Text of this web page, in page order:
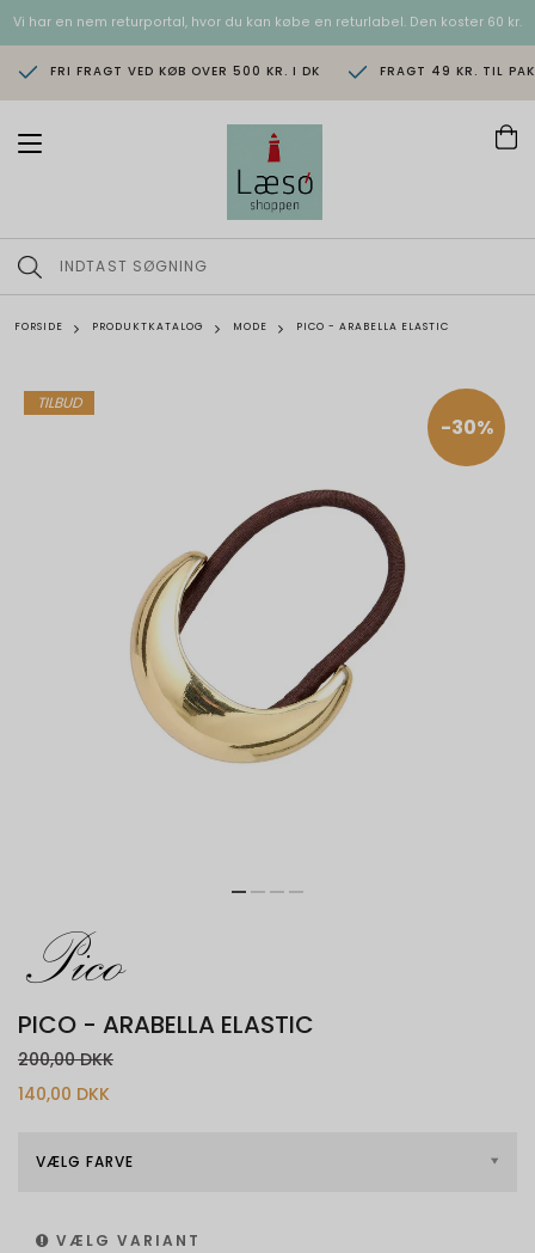
Vi har en nem returportal, hvor du kan købe en returlabel. Den koster 60 kr.
FRI FRAGT VED KØB OVER 500 KR. I DK FRAGT 49 KR. TIL
T
n
a
i
FORSIDE PRODUKTKATALOG MODE PICO - ARABELLA ELASTIC
TILBUD
-30%
PICO - ARABELLA ELASTIC
200,00 DKK
140,00 DKK
VÆLG FARVE
VÆLG VARIANT